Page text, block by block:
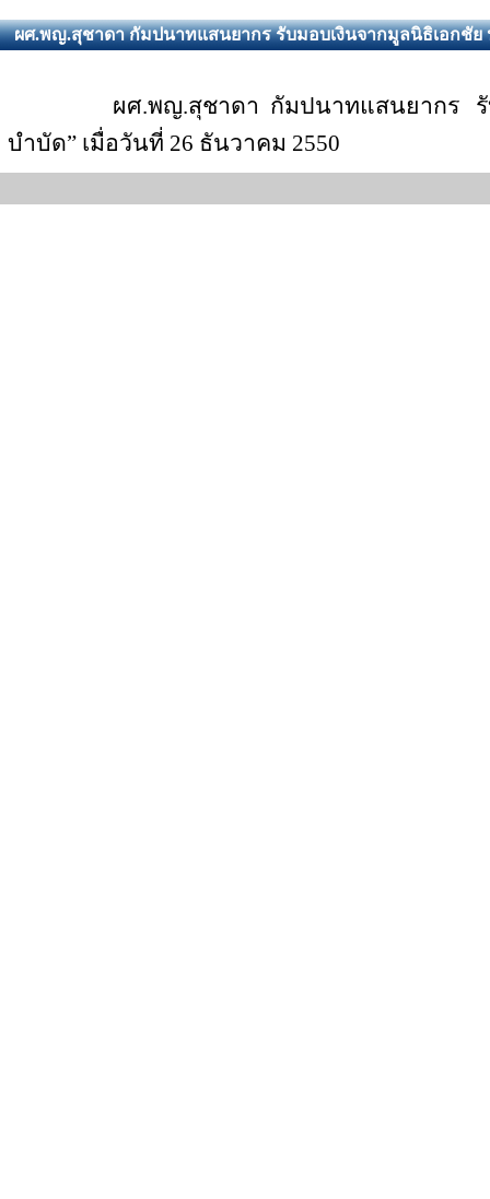
ผศ.พญ.สุชาดา กัมปนาทแสนยากร รับมอบเงินจากมูลนิธิเอกชัย
ผศ.พญ.สุชาดา กัมปนาทแสนยากร
บำบัด” เมื่อวันที่ 26 ธันวาคม 2550